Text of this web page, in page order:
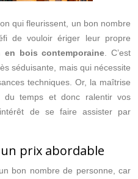
qui fleurissent, un bon nombre
de vouloir ériger leur propre
en bois contemporaine . C’est
séduisante, mais qui nécessite
techniques. Or, la maîtrise
du temps et donc ralentir vos
de se faire assister par
prix abordable
bon nombre de personne, car